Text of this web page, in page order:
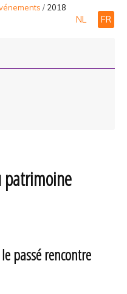
/ 2018
NL FR
patrimoine
passé rencontre